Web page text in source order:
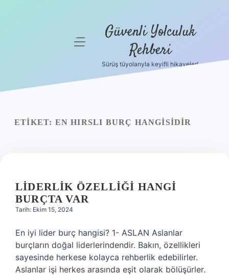
menüyü Güvenli Yolculuk
Rehberi
Sürüş tüyolarıyla keyifli hikayeler!
ETIKET: EN HIRSLI BURÇ HANGISIDIR
LIDERLIK ÖZELLIĞI HANGI
BURÇTA VAR
Tarih: Ekim 15, 2024
En iyi lider burç hangisi? 1- ASLAN Aslanlar
burçların doğal liderlerindendir. Bakın, özellikleri
sayesinde herkese kolayca rehberlik edebilirler.
Aslanlar işi herkes arasında eşit olarak bölüşürler.